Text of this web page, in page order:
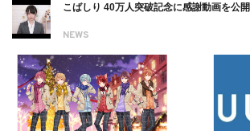
NEWS
こばしり 40万人突破記念に感謝動画を公開